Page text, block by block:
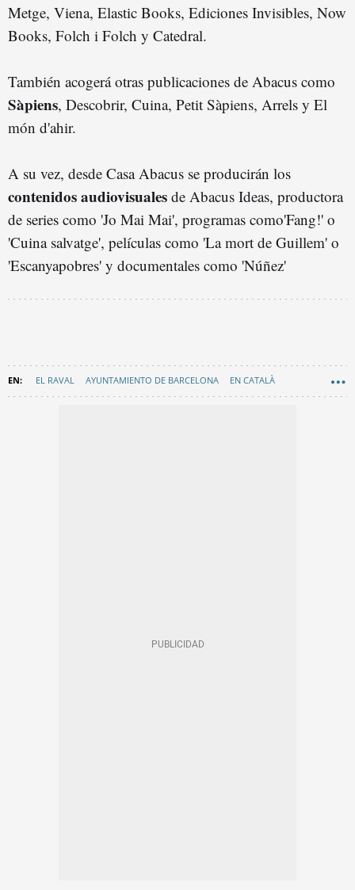
Metge, Viena, Elastic Books, Ediciones Invisibles, Now
Books, Folch i Folch y Catedral.
También acogerá otras publicaciones de Abacus como
Sàpiens, Descobrir, Cuina, Petit Sàpiens, Arrels y El
món d'ahir.
A su vez, desde Casa Abacus se producirán los
contenidos audiovisuales de Abacus Ideas, productora
de series como 'Jo Mai Mai', programas como'Fang!' o
'Cuina salvatge', películas como 'La mort de Guillem' o
'Escanyapobres' y documentales como 'Núñez'
EL RAVAL AYUNTAMIENTO DE BARCELONA EN CATALÀ